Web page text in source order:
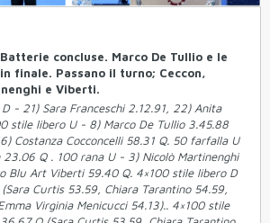
concluse. Marco De Tullio e le
finale. Passano il turno; Ceccon,
e Viberti.
- 21) Sara Franceschi 2.12.91, 22) Anita
stile libero U - 8) Marco De Tullio 3.45.88
Costanza Cocconcelli 58.31 Q. 50 farfalla U
23.06 Q . 100 rana U - 3) Nicolò Martinenghi
Blu Art Viberti 59.40 Q. 4×100 stile libero D
Curtis 53.59, Chiara Tarantino 54.59,
Virginia Menicucci 54.13).. 4×100 stile